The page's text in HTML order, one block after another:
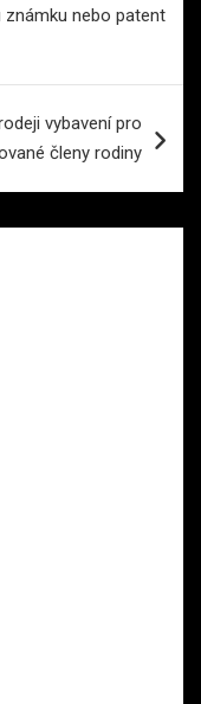
nebo patent
vybavení pro
členy rodiny